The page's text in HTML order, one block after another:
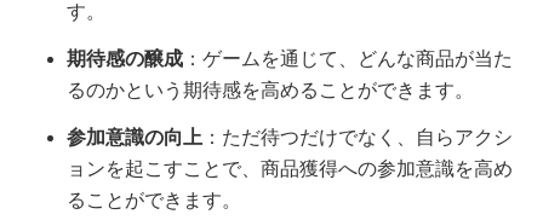
す。
期待感の醸成 ：ゲームを通じて、どんな商品が当た
るのかという期待感を高めることができます。
参加意識の向上 ：ただ待つだけでなく、自らアクシ
ョンを起こすことで、商品獲得への参加意識を高め
ることができます。